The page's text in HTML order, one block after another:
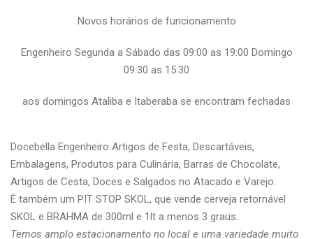
Novos horários de funcionamento
Engenheiro Segunda a Sábado das 09:00 as 19:00 Domingo
09:30 as 15:30
aos domingos Ataliba e Itaberaba se encontram fechadas
Docebella Engenheiro Artigos de Festa, Descartáveis,
Embalagens, Produtos para Culinária, Barras de Chocolate,
Artigos de Cesta, Doces e Salgados no Atacado e Varejo.
É também um PIT STOP SKOL, que vende cerveja retornável
SKOL e BRAHMA de 300ml e 1lt a menos 3 graus.
Temos amplo estacionamento no local e uma variedade muito